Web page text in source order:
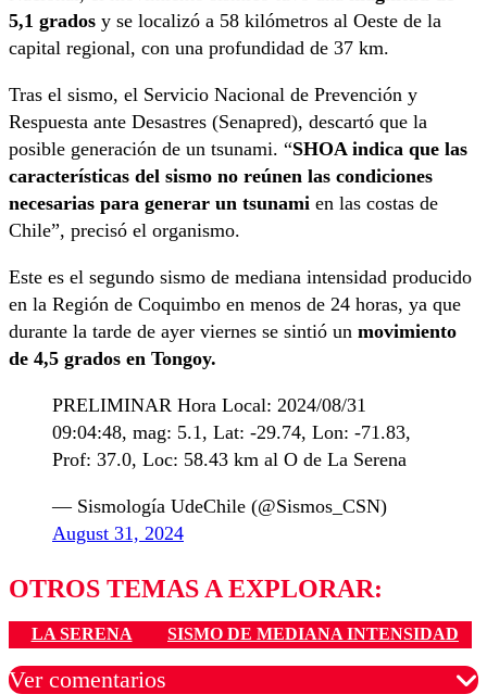
5,1 grados y se localizó a 58 kilómetros al Oeste de la
capital regional, con una profundidad de 37 km.
Tras el sismo, el Servicio Nacional de Prevención y
Respuesta ante Desastres (Senapred), descartó que la
posible generación de un tsunami. “SHOA indica que las
características del sismo no reúnen las condiciones
necesarias para generar un tsunami en las costas de
Chile”, precisó el organismo.
Este es el segundo sismo de mediana intensidad producido
en la Región de Coquimbo en menos de 24 horas, ya que
durante la tarde de ayer viernes se sintió un movimiento
de 4,5 grados en Tongoy.
PRELIMINAR Hora Local: 2024/08/31
09:04:48, mag: 5.1, Lat: -29.74, Lon: -71.83,
Prof: 37.0, Loc: 58.43 km al O de La Serena
— Sismología UdeChile (@Sismos_CSN)
August 31, 2024
OTROS TEMAS A EXPLORAR:
LA SERENA SISMO DE MEDIANA INTENSIDAD
Ver comentarios